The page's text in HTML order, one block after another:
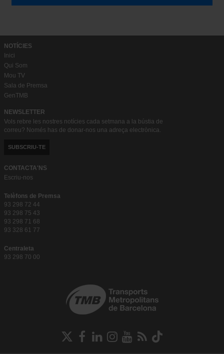
NOTÍCIES
Inici
Qui Som
Mou TV
Sala de Premsa
GenTMB
NEWSLETTER
Vols rebre les nostres notícies cada setmana a la bústia de
correu? Només has de donar-nos una adreça electrònica.
SUBSCRIU-TE
CONTACTA'NS
Escriu-nos
Telèfons de Premsa
93 298 72 44
93 298 75 43
93 298 71 68
93 328 61 77
Centraleta
93 298 70 00